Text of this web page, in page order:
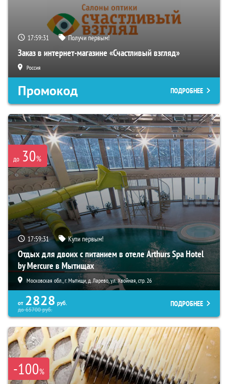
17:59:30 Получи первым!
Заказ в интернет-магазине «Счастливый взгляд»
Россия
Промокод ПОДРОБНЕЕ
до 30%
17:59:30 Купи первым!
Отдых для двоих с питанием в отеле Arthurs Spa Hotel
by Mercure в Мытищах
Московская обл., г. Мытищи, д. Ларево, ул. Хвойная, стр. 26
от 2828 руб.
до65700руб.
ПОДРОБНЕЕ
-100%